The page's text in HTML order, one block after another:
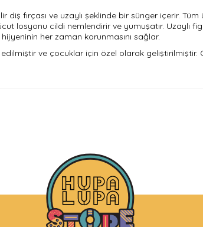
fırçası ve uzaylı şeklinde bir sünger içerir.
losyonu cildi nemlendirir ve yumuşatır. Uzaylı
her zaman korunmasını sağlar.
ve çocuklar için özel olarak geliştirilmiştir.